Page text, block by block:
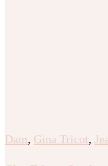
Dam, Gina Tricot,